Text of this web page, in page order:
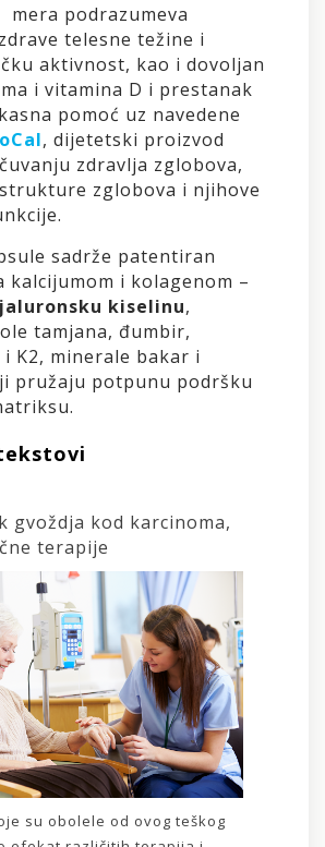
mera podrazumeva
telesne težine i
aktivnost, kao i dovoljan
i vitamina D i prestanak
pomoć uz navedene
, dijetetski proizvod
zdravlja zglobova,
zglobova i njihove
sadrže patentiran
kalcijumom i kolagenom –
kiselinu,
tamjana, đumbir,
K2, minerale bakar i
pružaju potpunu podršku
gvoždja kod karcinoma,
terapije
su obolele od ovog teškog